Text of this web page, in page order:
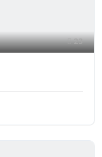
23